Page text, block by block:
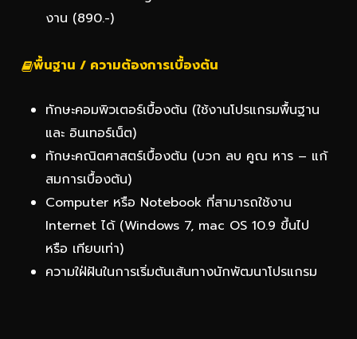
งาน (890.-)
พื้นฐาน / ความต้องการเบื้องต้น
ทักษะคอมพิวเตอร์เบื้องต้น (ใช้งานโปรแกรมพื้นฐาน
และ อินเทอร์เน็ต)
ทักษะคณิตศาสตร์เบื้องต้น (บวก ลบ คูณ หาร – แก้
สมการเบื้องต้น)
Computer หรือ Notebook ที่สามารถใช้งาน
Internet ได้ (Windows 7, mac OS 10.9 ขึ้นไป
หรือ เทียบเท่า)
ความใฝ่ฝันในการเริ่มต้นเส้นทางนักพัฒนาโปรแกรม